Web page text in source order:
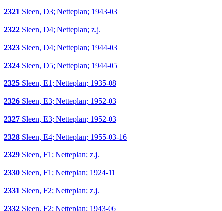
2321 Sleen, D3; Netteplan; 1943-03
2322 Sleen, D4; Netteplan; z.j.
2323 Sleen, D4; Netteplan; 1944-03
2324 Sleen, D5; Netteplan; 1944-05
2325 Sleen, E1; Netteplan; 1935-08
2326 Sleen, E3; Netteplan; 1952-03
2327 Sleen, E3; Netteplan; 1952-03
2328 Sleen, E4; Netteplan; 1955-03-16
2329 Sleen, F1; Netteplan; z.j.
2330 Sleen, F1; Netteplan; 1924-11
2331 Sleen, F2; Netteplan; z.j.
2332 Sleen, F2; Netteplan; 1943-06